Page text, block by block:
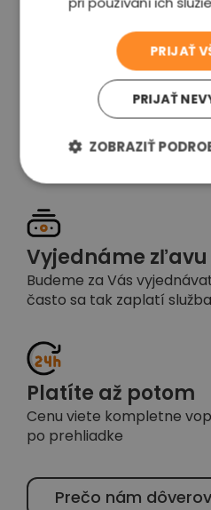
voľba
Garancia
Pokiaľ nebudete s našou
Vyjednáme zľavu
Budeme za Vás
často sa tak zaplatí
Platíte až potom
Cenu viete kompletne
po prehliadke
Prečo nám
PRIJAŤ
PRIJAŤ
ZOBRAZIŤ